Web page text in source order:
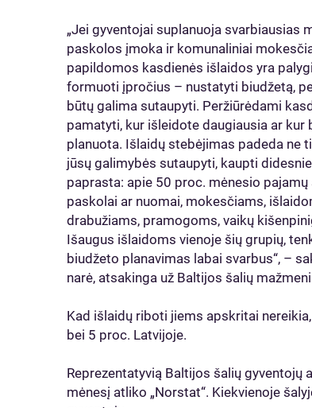
„Jei gyventojai suplanuoja svarbiausias
paskolos įmoka ir komunaliniai
papildomos kasdienės išlaidos yra
formuoti įpročius – nustatyti biudžetą,
būtų galima sutaupyti. Peržiūrėdami
pamatyti, kur išleidote daugiausia ar kur
planuota. Išlaidų stebėjimas padeda ne
jūsų galimybės sutaupyti, kaupti
paprasta: apie 50 proc. mėnesio
paskolai ar nuomai, mokesčiams,
drabužiams, pramogoms, vaikų
Išaugus išlaidoms vienoje šių grupių,
biudžeto planavimas labai svarbus“, –
narė, atsakinga už Baltijos šalių
Kad išlaidų riboti jiems apskritai
bei 5 proc. Latvijoje.
Reprezentatyvią Baltijos šalių gyventojų
mėnesį atliko „Norstat“. Kiekvienoje